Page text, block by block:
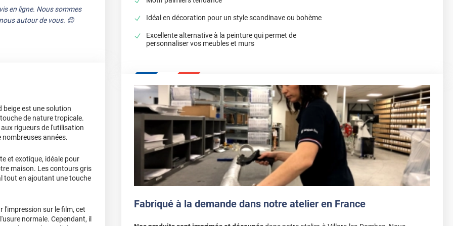
en ligne. Nous sommes
autour de vous. 😊
beige est une solution
de nature tropicale.
rigueurs de l'utilisation
années.
et exotique, idéale pour
maison. Les contours gris
tout en ajoutant une touche
l'impression sur le film, cet
normale. Cependant, il
Idéal en décoration pour un style scandinave ou bohème
Excellente alternative à la peinture qui permet de
personnaliser vos meubles et murs
Fabriqué à la demande dans notre atelier en France